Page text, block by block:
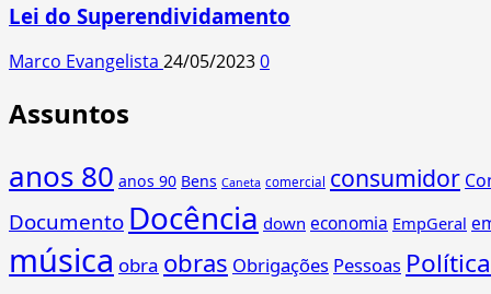
Lei do Superendividamento
Marco Evangelista 24/05/20230
Assuntos
anos 80 anos 90 Bens Caneta comercial consumidor
Documento Docência down economia EmpGeral
música obra obras Obrigações Pessoas Política